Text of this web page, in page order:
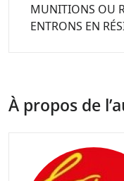
MUNITIONS OU
ENTRONS EN
À propos de